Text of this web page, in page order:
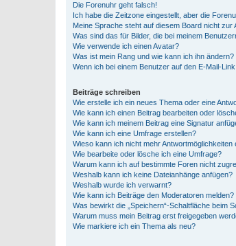
Die Forenuhr geht falsch!
Ich habe die Zeitzone eingestellt, aber die
Meine Sprache steht auf diesem Board nicht zur
Was sind das für Bilder, die bei meinem
Wie verwende ich einen Avatar?
Was ist mein Rang und wie kann ich ihn ändern?
Wenn ich bei einem Benutzer auf den E-Mail-
Beiträge schreiben
Wie erstelle ich ein neues Thema oder eine
Wie kann ich einen Beitrag bearbeiten oder
Wie kann ich meinem Beitrag eine Signatur
Wie kann ich eine Umfrage erstellen?
Wieso kann ich nicht mehr Antwortmöglichkeiten
Wie bearbeite oder lösche ich eine Umfrage?
Warum kann ich auf bestimmte Foren nicht
Weshalb kann ich keine Dateianhänge anfügen?
Weshalb wurde ich verwarnt?
Wie kann ich Beiträge den Moderatoren melden?
Was bewirkt die „Speichern“-Schaltfläche beim
Warum muss mein Beitrag erst freigegeben
Wie markiere ich ein Thema als neu?